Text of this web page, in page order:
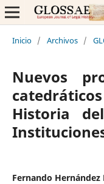
Inicio / Archivos /
Nuevos
Historia
Fernando Hernández